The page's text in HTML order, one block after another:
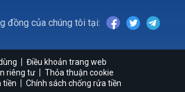
đồng của chúng tôi tại:
Điều khoản trang web
riêng tư
Thỏa thuận cookie
tiền
Chính sách chống rửa tiền